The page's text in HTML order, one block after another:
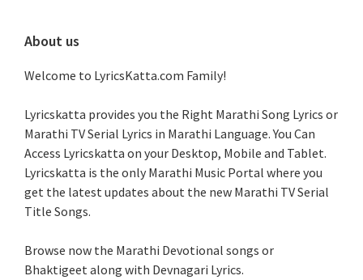
About us
Welcome to LyricsKatta.com Family!
Lyricskatta provides you the Right Marathi Song Lyrics or
Marathi TV Serial Lyrics in Marathi Language. You Can
Access Lyricskatta on your Desktop, Mobile and Tablet.
Lyricskatta is the only Marathi Music Portal where you
get the latest updates about the new Marathi TV Serial
Title Songs.
Browse now the Marathi Devotional songs or
Bhaktigeet along with Devnagari Lyrics.